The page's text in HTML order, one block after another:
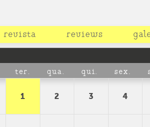
revista reviews
ter. qua. qui. sex.
1 2 3 4